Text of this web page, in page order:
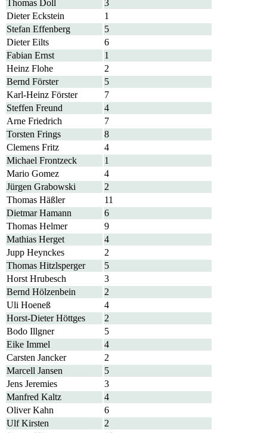
Thomas Doll
3
Dieter Eckstein
1
Stefan Effenberg
5
Dieter Eilts
6
Fabian Ernst
1
Heinz Flohe
2
Bernd Förster
5
Karl-Heinz Förster
7
Steffen Freund
4
Arne Friedrich
7
Torsten Frings
8
Clemens Fritz
4
Michael Frontzeck
1
Mario Gomez
4
Jürgen Grabowski
2
Thomas Häßler
11
Dietmar Hamann
6
Thomas Helmer
9
Mathias Herget
4
Jupp Heynckes
2
Thomas Hitzlsperger
5
Horst Hrubesch
3
Bernd Hölzenbein
2
Uli Hoeneß
4
Horst-Dieter Höttges
2
Bodo Illgner
5
Eike Immel
4
Carsten Jancker
2
Marcell Jansen
5
Jens Jeremies
3
Manfred Kaltz
4
Oliver Kahn
6
Ulf Kirsten
2